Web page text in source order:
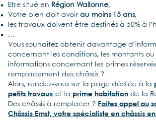
Etre situé en Région Wallonne,
Votre bien doit avoir au moins 15 ans,
les travaux doivent être destinés à 50% à
…
Vous souhaitez obtenir davantage
concernant les conditions, les montants ou
informations concernant les primes
remplacement des châssis ?
Alors, rendez-vous sur la page dédiée à la
petits travaux et la prime habitation de la
Des châssis à remplacer ? Faites appel au
Châssis Ernst, votre spécialiste en châssis